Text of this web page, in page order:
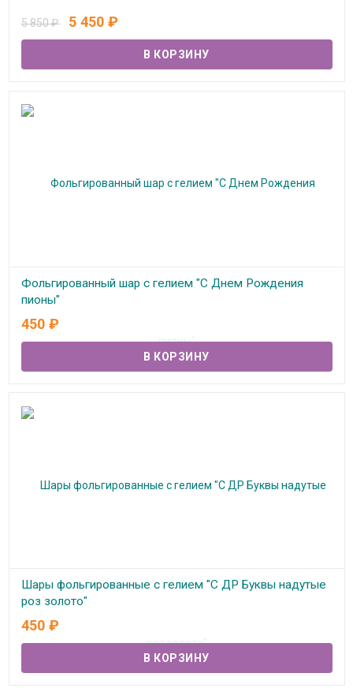
5 850₽ 5 450 ₽
Фольгированный шар с гелием "С Днем Рождения
пионы"
В наличии
450 ₽
Шары фольгированные с гелием "С ДР Буквы надутые
роз золото"
В наличии
450 ₽